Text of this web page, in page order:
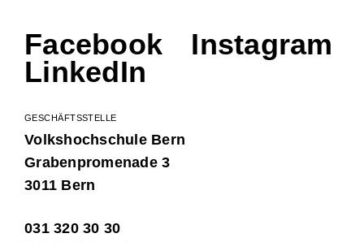
GESCHÄFTSSTELLE
Volkshochschule Bern
Grabenpromenade 3
3011 Bern
031 320 30 30
Facebook
Instagram
LinkedIn